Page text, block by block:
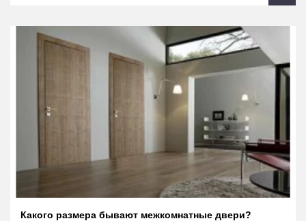
Какого размера бывают межкомнатные двери?